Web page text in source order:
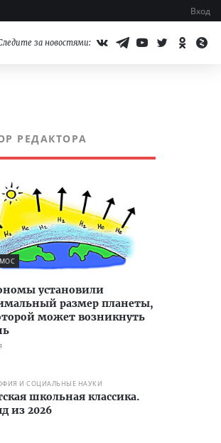
Вход
за новостями:
РЕДАКТОРА
установили
размер планеты,
может возникнуть
И СОЦИАЛЬНЫЕ НАУКИ
школьная классика.
из 2026